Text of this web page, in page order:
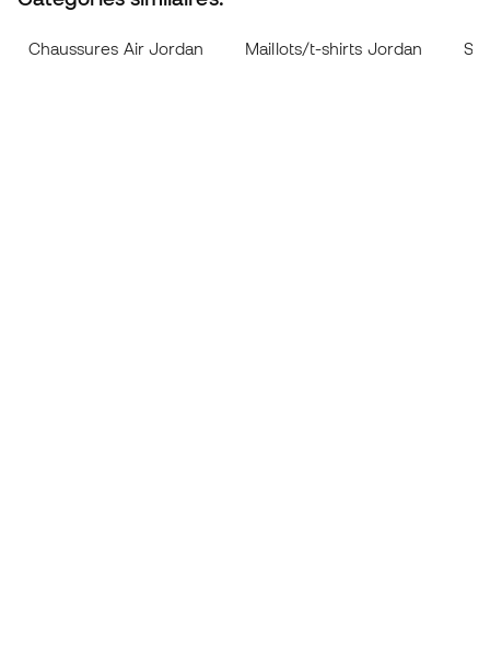
Chaussures Air Jordan Maillots/t-shirts Jordan